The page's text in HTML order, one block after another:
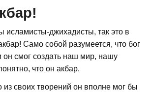
исламисты-джихадисты, так это в
Само собой разумеется, что бог
он смог создать наш мир, нашу
что он акбар.
своих творений он вполне мог бы